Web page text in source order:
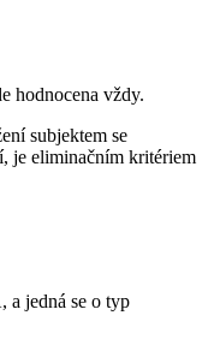
hodnocena vždy.
subjektem se
je eliminačním kritériem
a jedná se o typ